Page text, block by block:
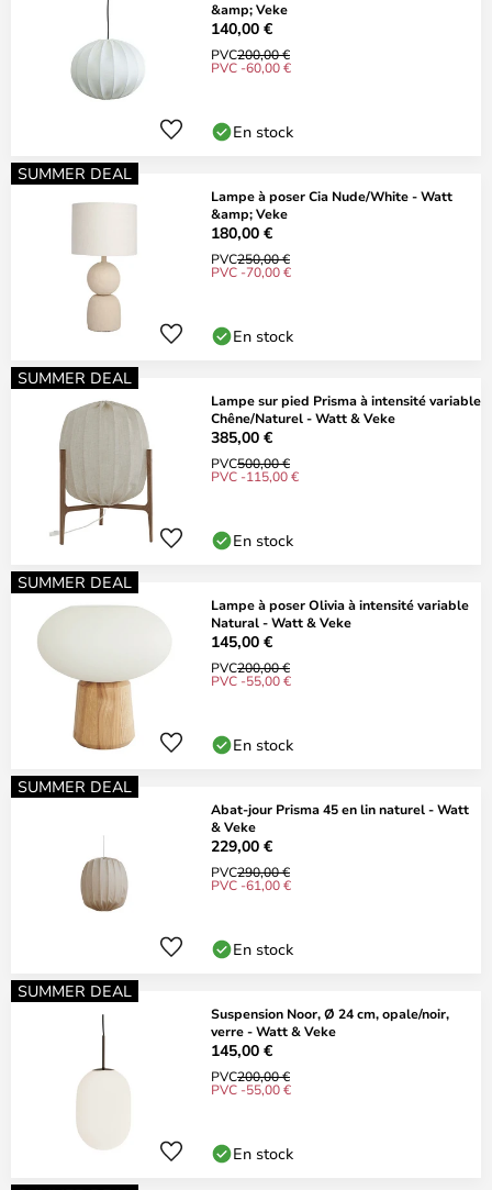
&amp; Veke
140,00 €
PVC200,00 €
PVC -60,00 €
En stock
SUMMER DEAL
Lampe à poser Cia Nude/White - Watt
&amp; Veke
180,00 €
PVC250,00 €
PVC -70,00 €
En stock
SUMMER DEAL
Lampe sur pied Prisma à intensité variable
Chêne/Naturel - Watt & Veke
385,00 €
PVC500,00 €
PVC -115,00 €
En stock
SUMMER DEAL
Lampe à poser Olivia à intensité variable
Natural - Watt & Veke
145,00 €
PVC200,00 €
PVC -55,00 €
En stock
SUMMER DEAL
Abat-jour Prisma 45 en lin naturel - Watt
& Veke
229,00 €
PVC290,00 €
PVC -61,00 €
En stock
SUMMER DEAL
Suspension Noor, Ø 24 cm, opale/noir,
verre - Watt & Veke
145,00 €
PVC200,00 €
PVC -55,00 €
En stock